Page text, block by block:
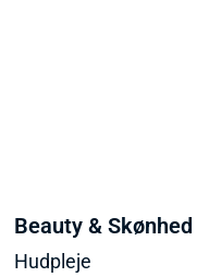
Beauty & Skønhed
Hudpleje